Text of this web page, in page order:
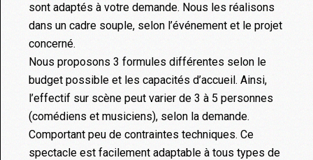
sont adaptés à votre demande. Nous les réalisons
dans un cadre souple, selon l’événement et le projet
concerné.
Nous proposons 3 formules différentes selon le
budget possible et les capacités d’accueil. Ainsi,
l’effectif sur scène peut varier de 3 à 5 personnes
(comédiens et musiciens), selon la demande.
Comportant peu de contraintes techniques. Ce
spectacle est facilement adaptable à tous types de